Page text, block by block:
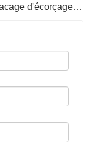
prochaine : Machines de séchage de placage d'écorçage de bois de rondin